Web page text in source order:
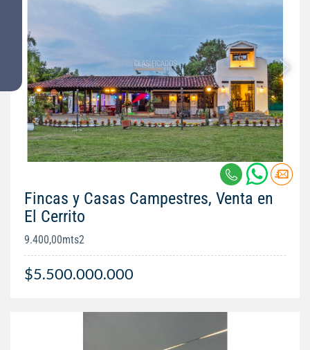
Fincas y Casas Campestres, Venta en
El Cerrito
9.400,00mts2
$5.500.000.000